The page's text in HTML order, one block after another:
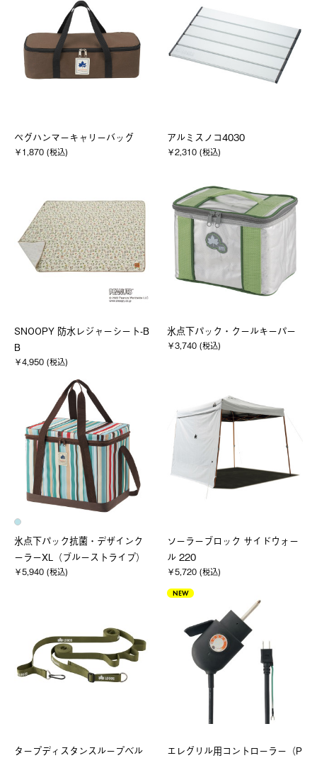
ペグハンマーキャリーバッグ
￥1,870 (税込)
アルミスノコ4030
￥2,310 (税込)
SNOOPY 防水レジャーシート-B
B
￥4,950 (税込)
氷点下パック・クールキーパー
￥3,740 (税込)
氷点下パック抗菌・デザインク
ーラーXL（ブルーストライプ）
￥5,940 (税込)
ソーラーブロック サイドウォー
ル 220
￥5,720 (税込)
タープディスタンスループベル
NEW
エレグリル用コントローラー（P